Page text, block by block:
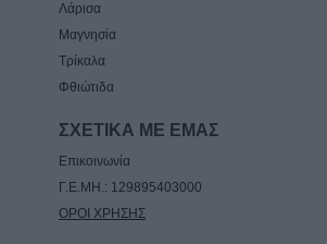
αγαθά"
8 Αυγούστου 2026, 08:17
Λαμία: Απατεώνες άρπαξαν μεγάλο
7 Αυγούστου 2026, 21:19
Λάρισα
Μαγνησία
Τρίκαλα
Φθιώτιδα
ΣΧΕΤΙΚΑ ΜΕ ΕΜΑΣ
Επικοινωνία
Γ.Ε.ΜΗ.: 129895403000
ΟΡΟΙ ΧΡΗΣΗΣ